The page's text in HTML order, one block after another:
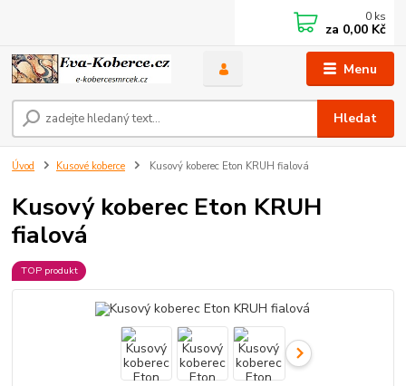
Menu
Hledat
0 ks
za 0,00 Kč
Úvod Kusové koberce Kusový koberec Eton KRUH fialová
Kusový koberec Eton KRUH
fialová
TOP produkt